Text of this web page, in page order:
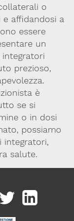
o
affidandosi a
essere
un
prezioso,
è
se si
o in dosi
possiamo
integratori,
salute.